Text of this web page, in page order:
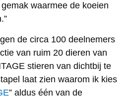
waarmee de koeien
de circa 100 deelnemers
van ruim 20 dieren van
stieren van dichtbij te
laat zien waarom ik kies
” aldus één van de